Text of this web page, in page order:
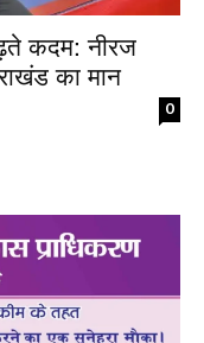
कदम: नीरज
का मान
0